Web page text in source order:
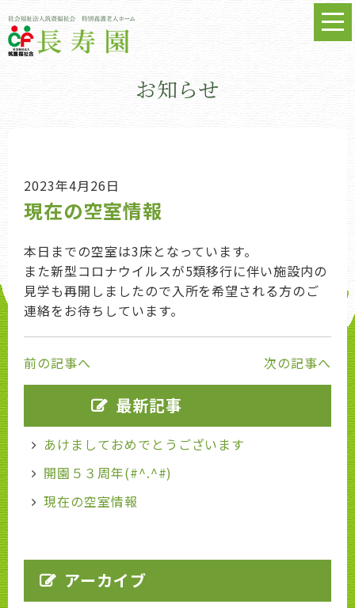
お知らせ
2023年4月26日
現在の空室情報
本日までの空室は3床となっています。
また新型コロナウイルスが5類移行に伴い施設内の
見学も再開しましたので入所を希望される方のご
連絡をお待ちしています。
前の記事へ 次の記事へ
最新記事
あけましておめでとうございます
開園５３周年(#^.^#)
現在の空室情報
アーカイブ